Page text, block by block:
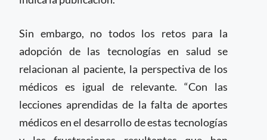
Sin embargo, no todos los retos para la
adopción de las tecnologías en salud se
relacionan al paciente, la perspectiva de los
médicos es igual de relevante. “Con las
lecciones aprendidas de la falta de aportes
médicos en el desarrollo de estas tecnologías